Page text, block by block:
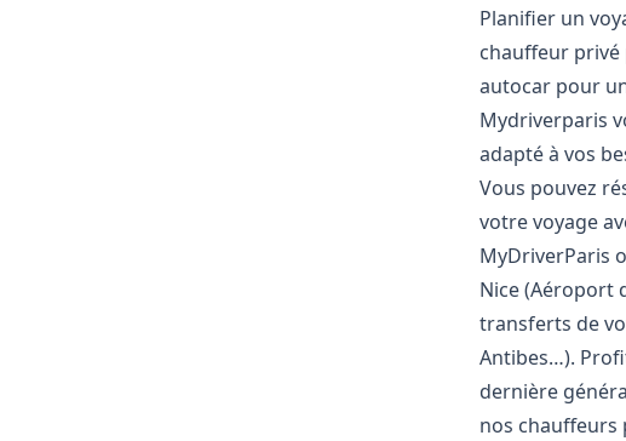
Planifier un
chauffeur privé
autocar pour
Mydriverparis
adapté à vos
Vous pouvez
votre voyage
MyDriverParis
Nice (Aéroport
transferts de
Antibes…).
dernière
nos chauffeurs